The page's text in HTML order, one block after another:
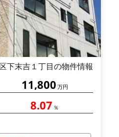
下末吉１丁目の物件情報
11,800 万円
8.07 ％